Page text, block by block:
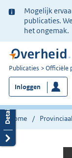
Ter
informatie:
Mogelijk
publicaties.
het ongemak.
U
bent
nu
hier:
Publicaties Officiële
Inloggen
Home